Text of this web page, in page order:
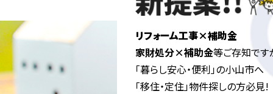
リフォーム工事×補助金
家財処分×補助金等ご存知です
「暮らし安心・便利」の小山市へ
「移住・定住」物件探しの方必見!